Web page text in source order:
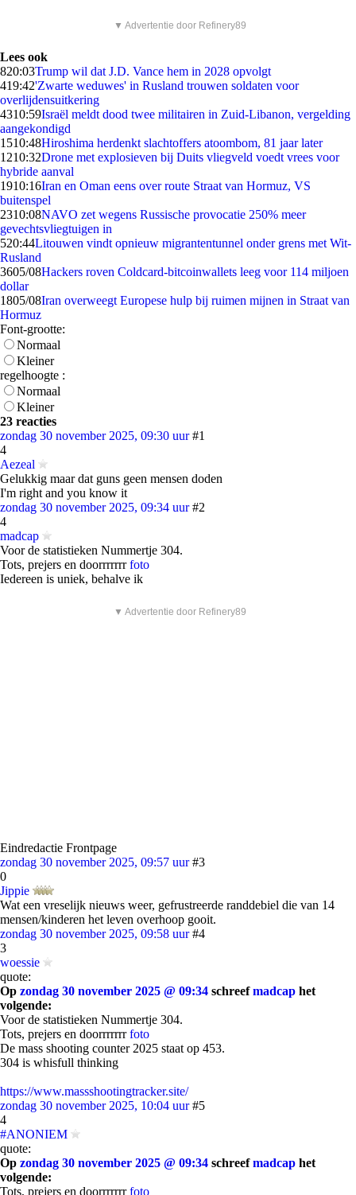
▼ Advertentie door Refinery89
Lees ook
820:03Trump wil dat J.D. Vance hem in 2028 opvolgt
419:42'Zwarte weduwes' in Rusland trouwen soldaten voor
overlijdensuitkering
4310:59Israël meldt dood twee militairen in Zuid-Libanon, vergelding
aangekondigd
1510:48Hiroshima herdenkt slachtoffers atoombom, 81 jaar later
1210:32Drone met explosieven bij Duits vliegveld voedt vrees voor
hybride aanval
1910:16Iran en Oman eens over route Straat van Hormuz, VS
buitenspel
2310:08NAVO zet wegens Russische provocatie 250% meer
gevechtsvliegtuigen in
520:44Litouwen vindt opnieuw migrantentunnel onder grens met Wit-
Rusland
3605/08Hackers roven Coldcard-bitcoinwallets leeg voor 114 miljoen
dollar
1805/08Iran overweegt Europese hulp bij ruimen mijnen in Straat van
Hormuz
Font-grootte:
Normaal
Kleiner
regelhoogte :
Normaal
Kleiner
23 reacties
zondag 30 november 2025, 09:30 uur #1
4
Aezeal
Gelukkig maar dat guns geen mensen doden
I'm right and you know it
zondag 30 november 2025, 09:34 uur #2
4
madcap
Voor de statistieken Nummertje 304.
Tots, prejers en doorrrrrrrfoto
Iedereen is uniek, behalve ik
▼ Advertentie door Refinery89
Eindredactie Frontpage
zondag 30 november 2025, 09:57 uur #3
0
Jippie
Wat een vreselijk nieuws weer, gefrustreerde randdebiel die van 14
mensen/kinderen het leven overhoop gooit.
zondag 30 november 2025, 09:58 uur #4
3
woessie
quote:
Op zondag 30 november 2025 @ 09:34 schreefmadcap het
volgende:
Voor de statistieken Nummertje 304.
Tots, prejers en doorrrrrrrfoto
De mass shooting counter 2025 staat op 453.
304 is whisfull thinking
https://www.massshootingtracker.site/
zondag 30 november 2025, 10:04 uur #5
4
#ANONIEM
quote:
Op zondag 30 november 2025 @ 09:34 schreefmadcap het
volgende:
Tots, prejers en doorrrrrrrfoto